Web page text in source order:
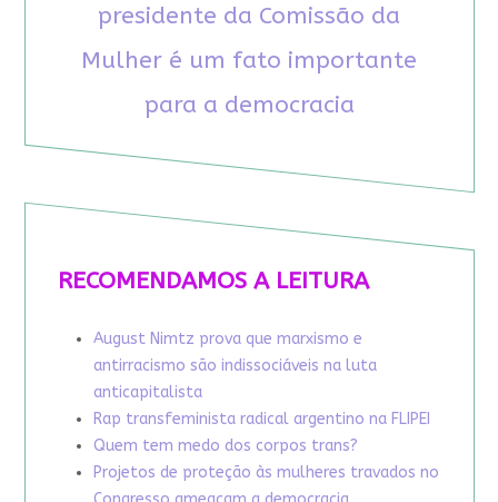
presidente da Comissão da
Mulher é um fato importante
para a democracia
RECOMENDAMOS A LEITURA
August Nimtz prova que marxismo e
antirracismo são indissociáveis na luta
anticapitalista
Rap transfeminista radical argentino na FLIPEI
Quem tem medo dos corpos trans?
Projetos de proteção às mulheres travados no